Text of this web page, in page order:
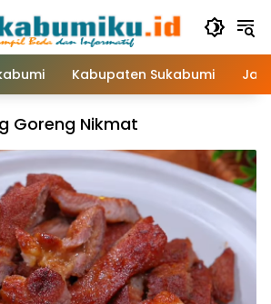
Kabupaten Sukabumi
Goreng Nikmat